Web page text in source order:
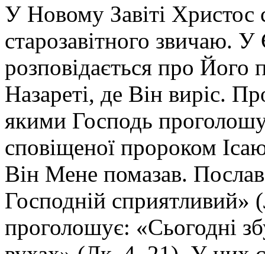
У Новому Завіті Христос
старозавітного звичаю. У
розповідається про
Назареті, де Він виріс.
якими Господь
сповіщеної пророком
Він Мене помазав.
Господній сприятливий»
проголошує: «Сьогодні